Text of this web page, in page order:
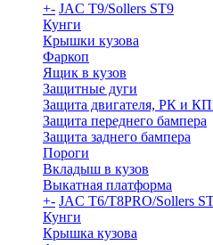
+- JAC T9/Sollers ST9
Кунги
Крышки кузова
Фаркоп
Ящик в кузов
Защитные дуги
Защита двигателя, РК и
Защита переднего бампера
Защита заднего бампера
Пороги
Вкладыш в кузов
Выкатная платформа
+- JAC T6/T8PRO/Sollers
Кунги
Крышка кузова